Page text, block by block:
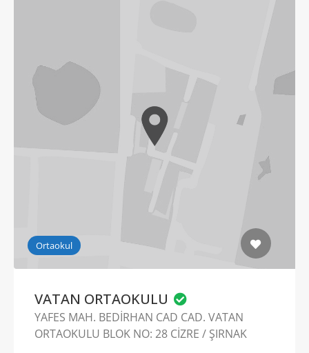
Ortaokul
VATAN ORTAOKULU
YAFES MAH. BEDİRHAN CAD CAD. VATAN
ORTAOKULU BLOK NO: 28 CİZRE / ŞIRNAK